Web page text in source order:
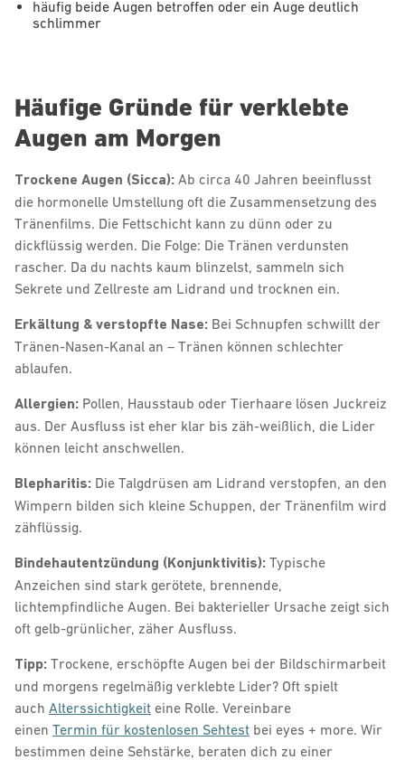
häufig beide Augen betroffen oder ein Auge deutlich
schlimmer
Häufige Gründe für verklebte
Augen am Morgen
Trockene Augen (Sicca): Ab circa 40 Jahren beeinflusst
die hormonelle Umstellung oft die Zusammensetzung des
Tränenfilms. Die Fettschicht kann zu dünn oder zu
dickflüssig werden. Die Folge: Die Tränen verdunsten
rascher. Da du nachts kaum blinzelst, sammeln sich
Sekrete und Zellreste am Lidrand und trocknen ein.
Erkältung & verstopfte Nase: Bei Schnupfen schwillt der
Tränen-Nasen-Kanal an – Tränen können schlechter
ablaufen.
Allergien: Pollen, Hausstaub oder Tierhaare lösen Juckreiz
aus. Der Ausfluss ist eher klar bis zäh-weißlich, die Lider
können leicht anschwellen.
Blepharitis: Die Talgdrüsen am Lidrand verstopfen, an den
Wimpern bilden sich kleine Schuppen, der Tränenfilm wird
zähflüssig.
Bindehautentzündung (Konjunktivitis): Typische
Anzeichen sind stark gerötete, brennende,
lichtempfindliche Augen. Bei bakterieller Ursache zeigt sich
oft gelb-grünlicher, zäher Ausfluss.
Tipp: Trockene, erschöpfte Augen bei der Bildschirmarbeit
und morgens regelmäßig verklebte Lider? Oft spielt
auch Alterssichtigkeit eine Rolle. Vereinbare
einen Termin für kostenlosen Sehtest bei eyes + more. Wir
bestimmen deine Sehstärke, beraten dich zu einer